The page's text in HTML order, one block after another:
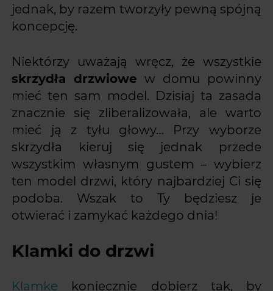
jednak, by razem tworzyły pewną spójną
koncepcję.
Niektórzy uważają wręcz, że wszystkie
skrzydła drzwiowe w domu powinny
mieć ten sam model. Dzisiaj ta zasada
znacznie się zliberalizowała, ale warto
mieć ją z tyłu głowy… Przy wyborze
skrzydła kieruj się jednak przede
wszystkim własnym gustem – wybierz
ten model drzwi, który najbardziej Ci się
podoba. Wszak to Ty będziesz je
otwierać i zamykać każdego dnia!
Klamki do drzwi
Klamkę koniecznie dobierz tak, by